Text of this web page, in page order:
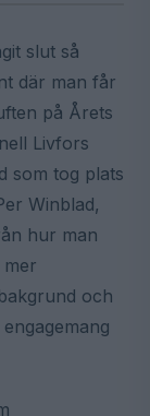
slut så
där man får
på Årets
Livfors
som tog plats
Winblad,
hur man
och